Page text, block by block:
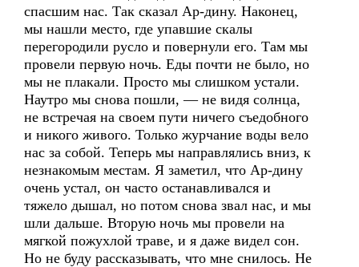
спасшим нас. Так сказал Ар-дину. Наконец,
мы нашли место, где упавшие скалы
перегородили русло и повернули его. Там мы
провели первую ночь. Еды почти не было, но
мы не плакали. Просто мы слишком устали.
Наутро мы снова пошли, — не видя солнца,
не встречая на своем пути ничего съедобного
и никого живого. Только журчание воды вело
нас за собой. Теперь мы направлялись вниз, к
незнакомым местам. Я заметил, что Ар-дину
очень устал, он часто останавливался и
тяжело дышал, но потом снова звал нас, и мы
шли дальше. Вторую ночь мы провели на
мягкой пожухлой траве, и я даже видел сон.
Но не буду рассказывать, что мне снилось. Не